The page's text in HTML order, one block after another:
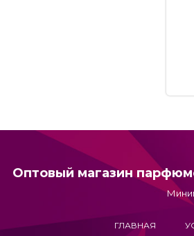
Оптовый магазин
ГЛАВНАЯ